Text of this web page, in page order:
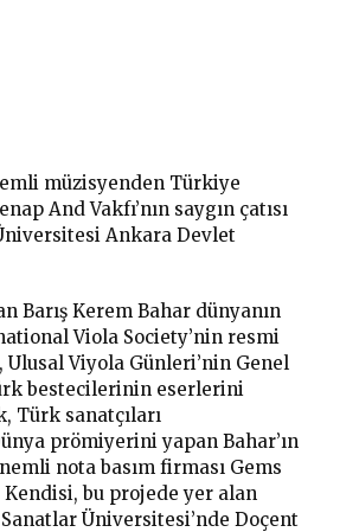
müzisyenden Türkiye
And Vakfı’nın saygın çatısı
Ankara Devlet
Kerem Bahar dünyanın
Viola Society’nin resmi
Ulusal Viyola Günleri’nin Genel
bestecilerinin eserlerini
Türk sanatçıları
prömiyerini yapan Bahar’ın
nota basım firması Gems
Kendisi, bu projede yer alan
Üniversitesi’nde Doçent